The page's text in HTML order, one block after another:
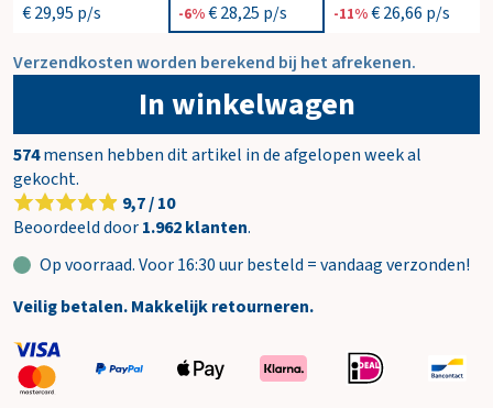
€ 29,95 p/s -6%€ 28,25 p/s -11%€ 26,66 p/s
Verzendkosten worden berekend bij het afrekenen.
In winkelwagen
574mensen hebben dit artikel in de afgelopen week al
gekocht.
9,7 / 10
Beoordeeld door1.962 klanten.
Op voorraad. Voor 16:30 uur besteld = vandaag verzonden!
Veilig betalen. Makkelijk retourneren.